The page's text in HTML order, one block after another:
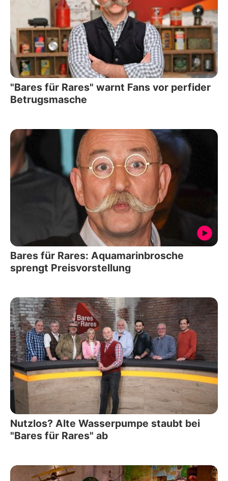
"Bares für Rares" warnt Fans vor perfider
Betrugsmasche
Bares für Rares: Aquamarinbrosche
sprengt Preisvorstellung
Nutzlos? Alte Wasserpumpe staubt bei
"Bares für Rares" ab